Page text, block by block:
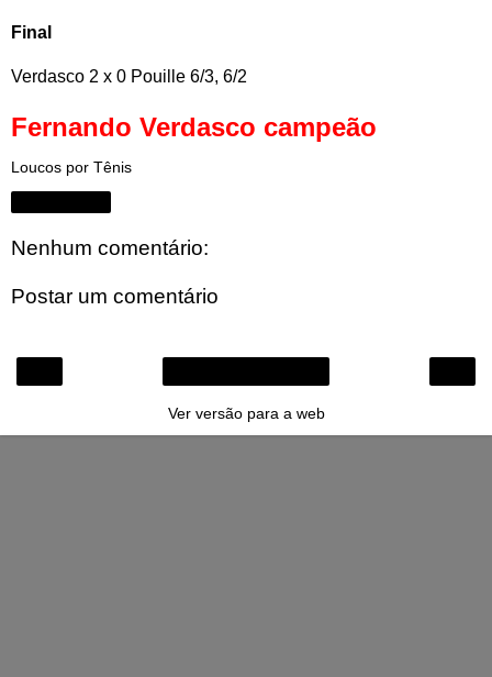
Final
Verdasco 2 x 0 Pouille 6/3, 6/2
Fernando Verdasco campeão
Loucos por Tênis
Nenhum comentário:
Postar um comentário
Ver versão para a web